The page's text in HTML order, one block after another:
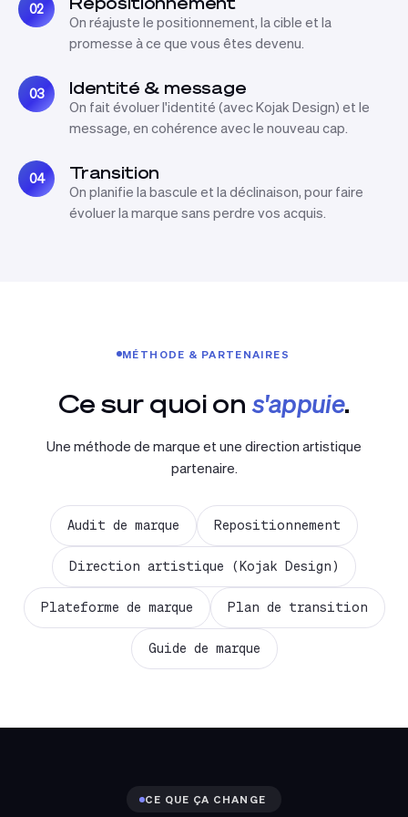
02 Repositionnement
On réajuste le positionnement, la cible et la
promesse à ce que vous êtes devenu.
03 Identité & message
On fait évoluer l'identité (avec Kojak Design) et le
message, en cohérence avec le nouveau cap.
04 Transition
On planifie la bascule et la déclinaison, pour faire
évoluer la marque sans perdre vos acquis.
MÉTHODE & PARTENAIRES
Ce sur quoi ons'appuie.
Une méthode de marque et une direction artistique
partenaire.
Audit de marque Repositionnement
Direction artistique (Kojak Design)
Plateforme de marque Plan de transition
Guide de marque
CE QUE ÇA CHANGE